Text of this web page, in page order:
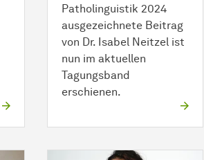
Patholinguistik 2024
ausgezeichnete Beitrag
von Dr. Isabel Neitzel ist
nun im aktuellen
Tagungsband
erschienen.